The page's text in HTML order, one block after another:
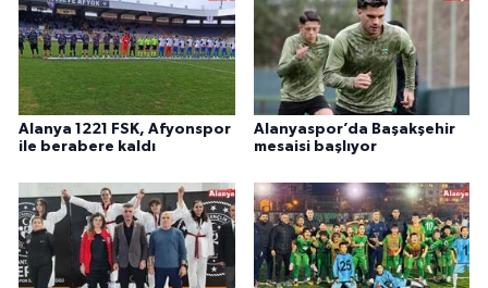
Alanya 1221 FSK, Afyonspor
ile berabere kaldı
Alanyaspor’da Başakşehir
mesaisi başlıyor